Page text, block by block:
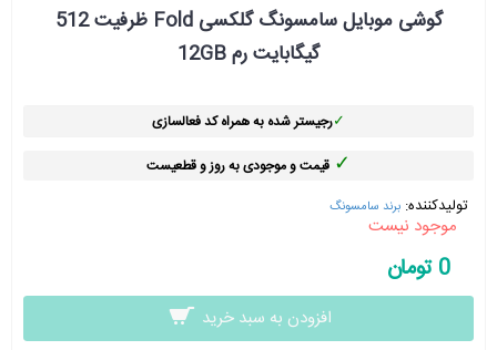
گوشی موبایل سامسونگ گلکسی Fold ظرفیت 512
گیگابایت رم 12GB
✓رجیستر شده به همراه کد فعالسازی
✓ قیمت و موجودی به روز و قطعیست
تولیدکننده: برند سامسونگ
موجود نیست
0 تومان
افزودن به سبد خرید